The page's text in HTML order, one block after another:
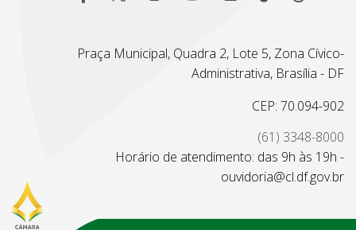
Praça Municipal, Quadra 2, Lote 5, Zona Cívico-
Administrativa, Brasília - DF
CEP: 70.094-902
(61) 3348-8000
Horário de atendimento: das 9h às 19h -
ouvidoria@cl.df.gov.br